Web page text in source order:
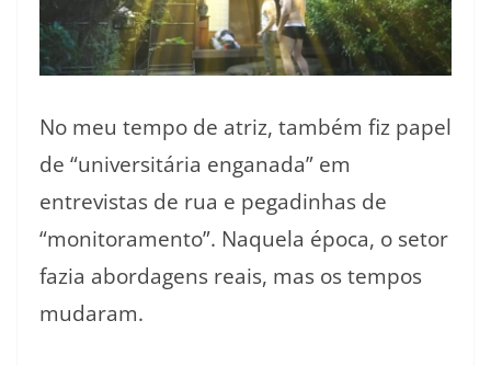
No meu tempo de atriz, também fiz papel
de “universitária enganada” em
entrevistas de rua e pegadinhas de
“monitoramento”. Naquela época, o setor
fazia abordagens reais, mas os tempos
mudaram.